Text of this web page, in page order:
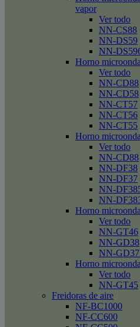
vapor
Ver todo
NN-CS88
NN-DS59
NN-
Horno
Ver todo
NN-CD88
NN-CD58
NN-CT57
NN-CT56
NN-CT55
Horno
Ver todo
NN-CD88
NN-DF38
NN-DF37
NN-
NN-
Horno
Ver todo
NN-GT46
NN-GD38
NN-
Horno
Ver todo
NN-GT45
Freidoras de aire
NF-BC1000
NF-CC600